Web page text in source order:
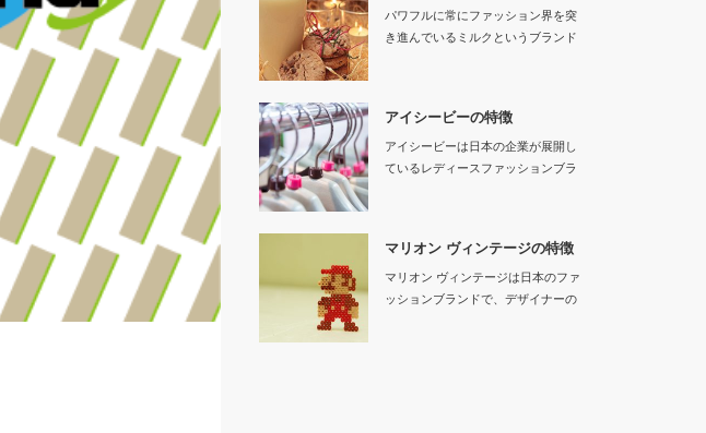
パワフルに常にファッション界を突
き進んでいるミルクというブランド
アイシービーの特徴
アイシービーは日本の企業が展開し
ているレディースファッションブラ
マリオン ヴィンテージの特徴
マリオン ヴィンテージは日本のファ
ッションブランドで、デザイナーの